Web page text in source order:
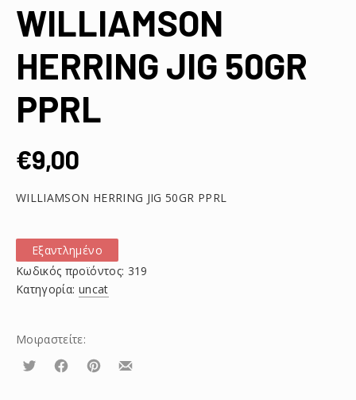
WILLIAMSON
HERRING JIG 50GR
PPRL
€9,00
WILLIAMSON HERRING JIG 50GR PPRL
Εξαντλημένο
Κωδικός προϊόντος: 319
Κατηγορία: uncat
Μοιραστείτε:
Τουίτα ΜοιραστείτεΜοιραστείτεΜοιραστείτε